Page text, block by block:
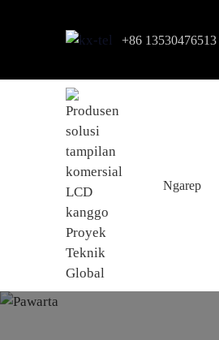
+86 13530476513
Ngarep